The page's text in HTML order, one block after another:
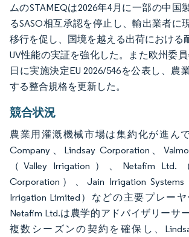
ムのSTAMEQは2026年4月に一部の中国
るSASO相互承認を停止し、輸出業者に
移行を促し、国境を越える出荷における
UV性能の実証を強化した。また欧州委員
日に実施決定EU 2026/546を公表し、農
する整合規格を更新した。
競合状況
農業用灌漑機械市場は集約化が進ん
Company、Lindsay Corporation、
（Valley Irrigation）、Netafim Ltd.
Corporation）、Jain Irrigation Systems
Irrigation Limited）などの主要プレーヤ
Netafim Ltd.は農学的アドバイザリーサ
複数シーズンの契約を確保し、